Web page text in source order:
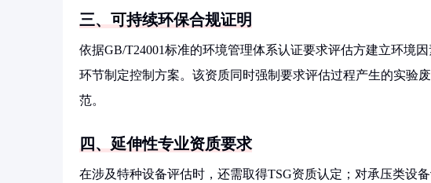
三、可持续环保合规证明
依据GB/T24001标准的环境管理体系认证要求评估方建立环境
环节制定控制方案。该资质同时强制要求评估过程产生的实验
范。
四、延伸性专业资质要求
在涉及特种设备评估时，还需取得TSG资质认定；对承压类设